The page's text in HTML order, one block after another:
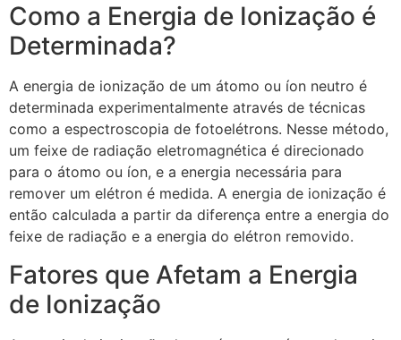
Como a Energia de Ionização é
Determinada?
A energia de ionização de um átomo ou íon neutro é
determinada experimentalmente através de técnicas
como a espectroscopia de fotoelétrons. Nesse método,
um feixe de radiação eletromagnética é direcionado
para o átomo ou íon, e a energia necessária para
remover um elétron é medida. A energia de ionização é
então calculada a partir da diferença entre a energia do
feixe de radiação e a energia do elétron removido.
Fatores que Afetam a Energia
de Ionização